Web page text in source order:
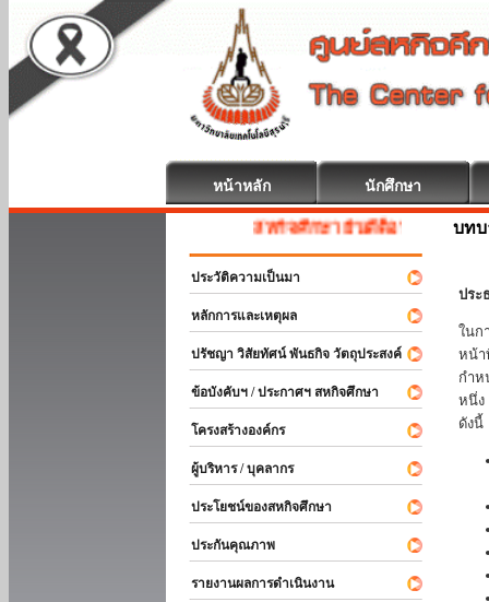
หน้าหลัก นักศึกษา
สหกิจศึกษา ยินดีต้อนรับ
ประวัติความเป็นมา
หลักการและเหตุผล
ปรัชญา วิสัยทัศน์ พันธกิจ วัตถุประสงค์
ข้อบังคับฯ / ประกาศฯ สหกิจศึกษา
โครงสร้างองค์กร
ผู้บริหาร / บุคลากร
ประโยชน์ของสหกิจศึกษา
ประกันคุณภาพ
รายงานผลการดำเนินงาน
บทบ
ประ
ในก
หน้า
กำห
หนึ่ง
ดังนี้